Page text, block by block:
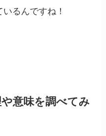
るんですね！
や意味を調べてみ